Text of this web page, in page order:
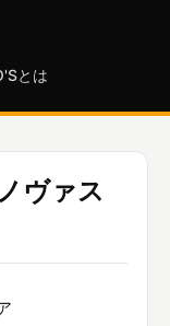
とは
ヴァス